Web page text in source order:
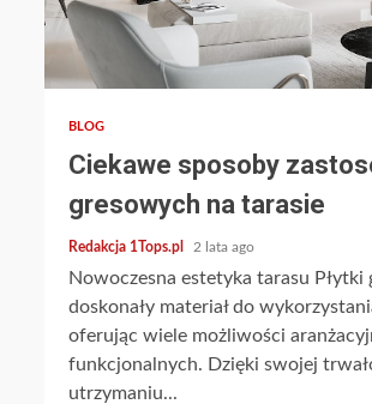
2 min read
BLOG
Ciekawe sposoby
gresowych na tarasie
Redakcja 1Tops.pl 2 lata ago
Nowoczesna estetyka tarasu Płytki
doskonały materiał do
oferując wiele możliwości
funkcjonalnych. Dzięki swojej
utrzymaniu...